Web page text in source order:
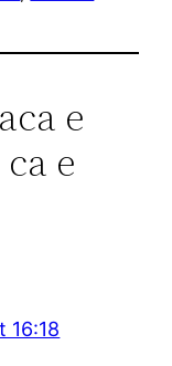
e
e
16:18